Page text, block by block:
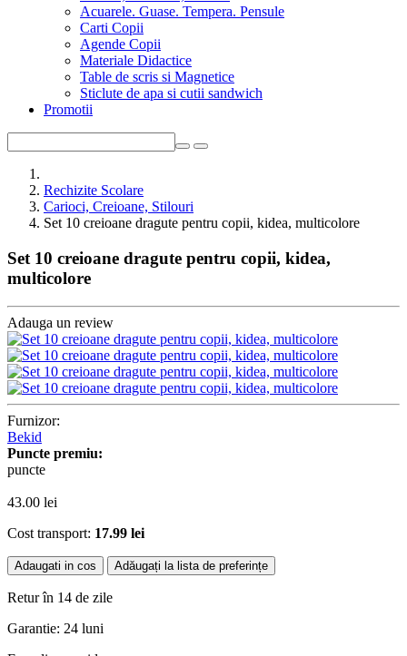
Acuarele. Guase. Tempera. Pensule
Carti Copii
Agende Copii
Materiale Didactice
Table de scris si Magnetice
Sticlute de apa si cutii sandwich
Promotii
Rechizite Scolare
Carioci, Creioane, Stilouri
Set 10 creioane dragute pentru copii, kidea, multicolore
Set 10 creioane dragute pentru copii, kidea,
multicolore
Adauga un review
Furnizor:
Bekid
Puncte premiu:
puncte
43.00 lei
Cost transport: 17.99 lei
Adaugati in cos Adăugați la lista de preferințe
Retur în 14 de zile
Garantie: 24 luni